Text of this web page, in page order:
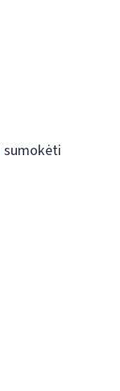
sumokėti